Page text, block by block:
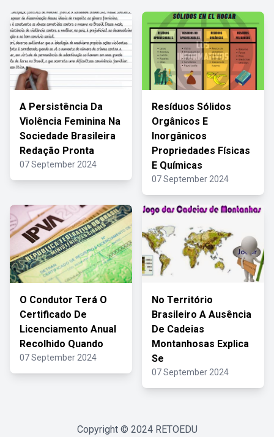
A Persistência Da
Violência Feminina Na
Sociedade Brasileira
Redação Pronta
07 September 2024
Resíduos Sólidos
Orgânicos E
Inorgânicos
Propriedades Físicas
E Químicas
07 September 2024
O Condutor Terá O
Certificado De
Licenciamento Anual
Recolhido Quando
07 September 2024
No Território
Brasileiro A Ausência
De Cadeias
Montanhosas Explica
Se
07 September 2024
Copyright © 2024 RETOEDU